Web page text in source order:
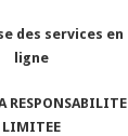
des services en
ligne
RESPONSABILITE
LIMITEE